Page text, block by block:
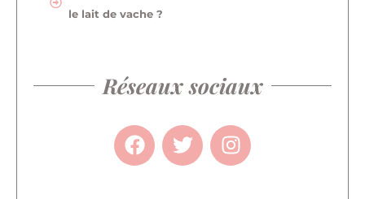
le lait de vache ?
Réseaux sociaux